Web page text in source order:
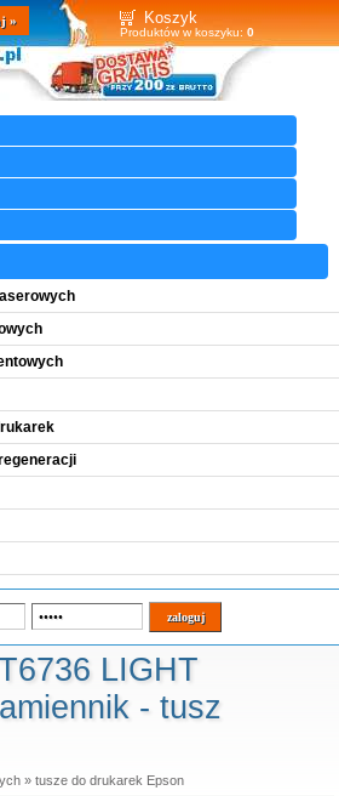
Koszyk
Produktów w koszyku: 0
LIGHT
- tusz
» tusze do drukarek Epson